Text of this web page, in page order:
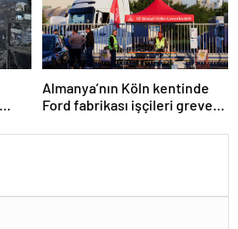
Almanya’nın Köln kentinde
Ford fabrikası işçileri greve